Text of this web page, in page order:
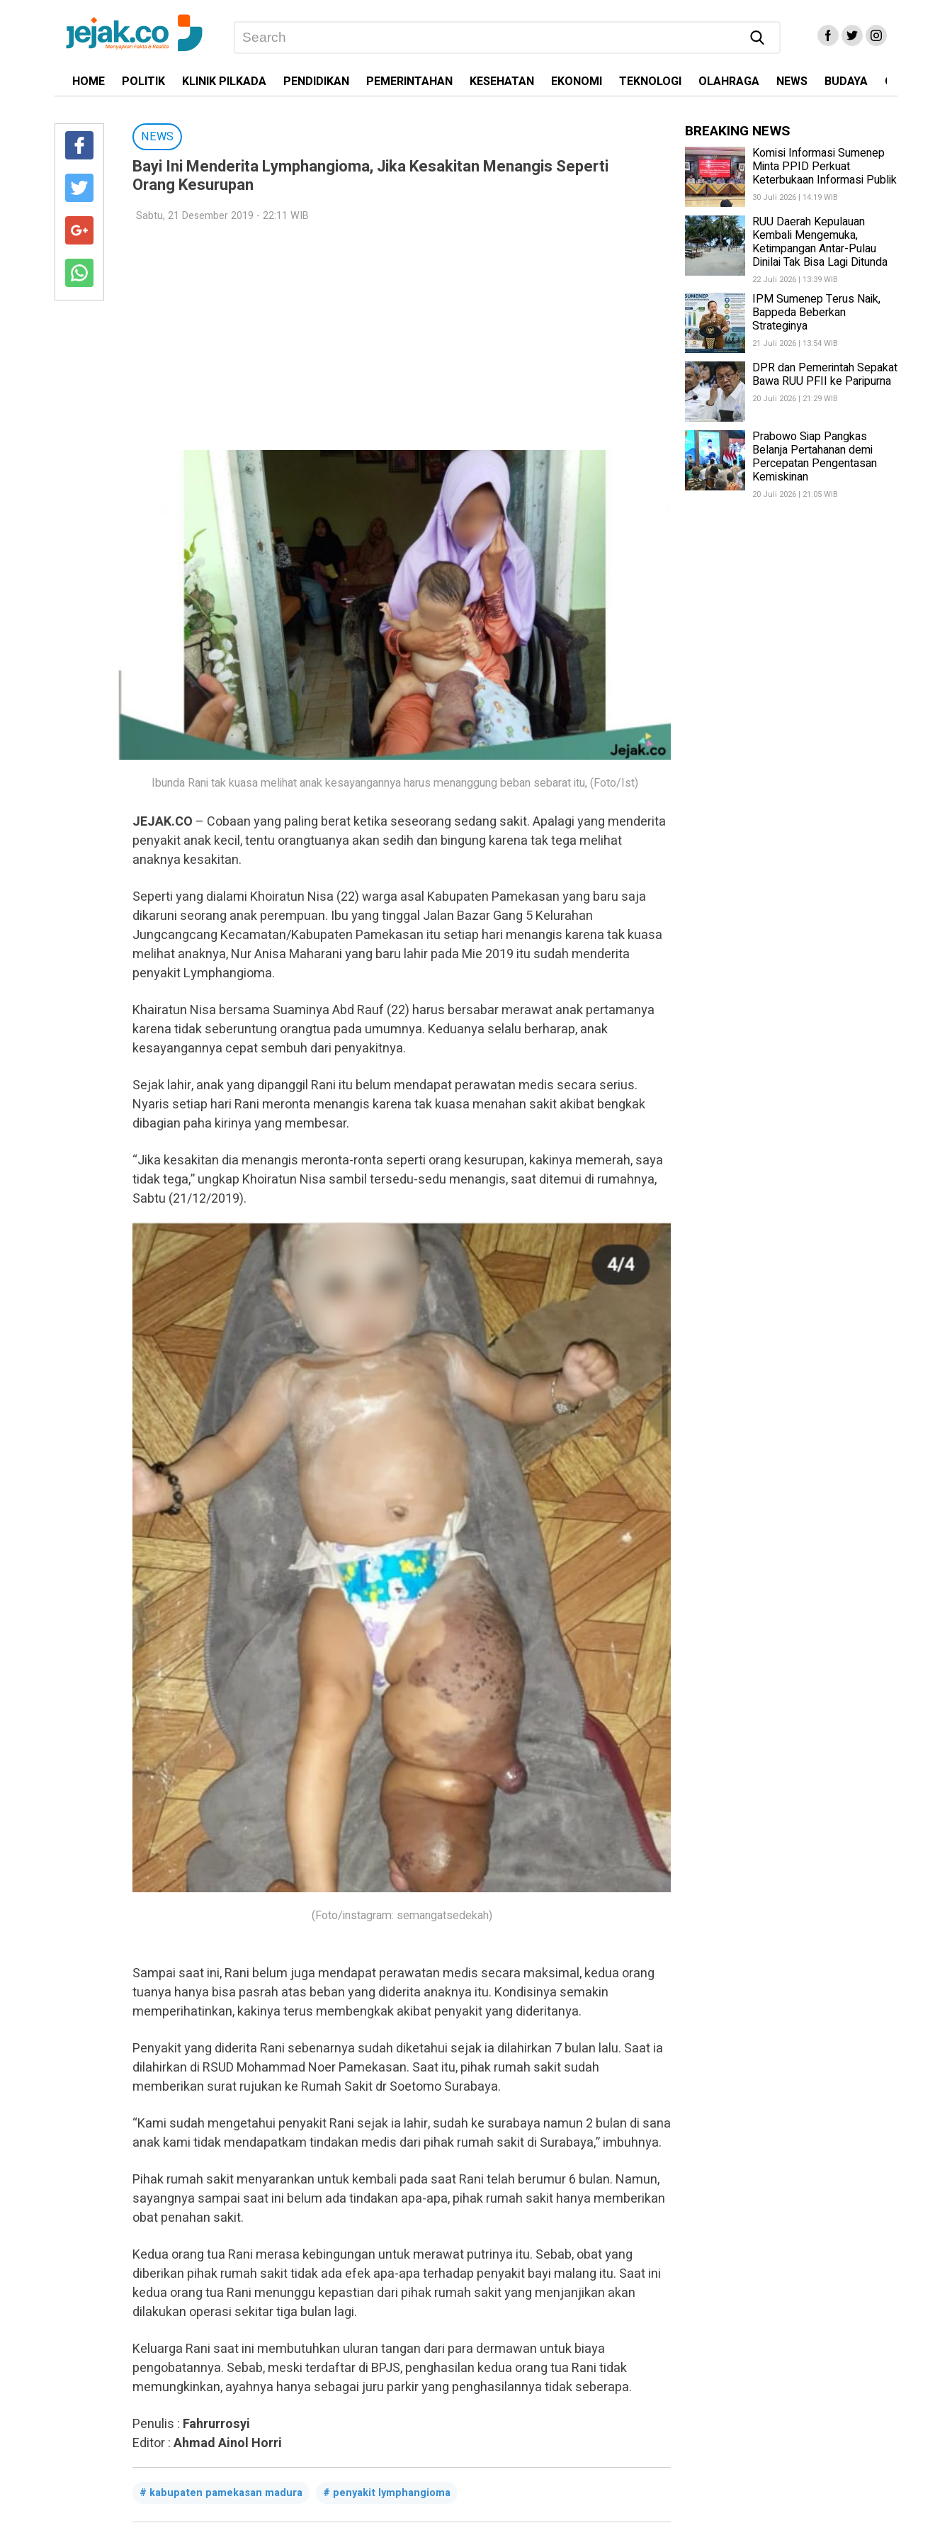
HOME POLITIK KLINIK PILKADA PENDIDIKAN PEMERINTAHAN KESEHATAN EKONOMI TEKNOLOGI OLAHRAGA NEWS BUDAYA OPINI
NEWS
Bayi Ini Menderita Lymphangioma, Jika Kesakitan Menangis Seperti
Orang Kesurupan
Sabtu, 21 Desember 2019 - 22:11 WIB
Ibunda Rani tak kuasa melihat anak kesayangannya harus menanggung beban sebarat itu, (Foto/Ist)
JEJAK.CO – Cobaan yang paling berat ketika seseorang sedang sakit. Apalagi yang menderita
penyakit anak kecil, tentu orangtuanya akan sedih dan bingung karena tak tega melihat
anaknya kesakitan.
Seperti yang dialami Khoiratun Nisa (22) warga asal Kabupaten Pamekasan yang baru saja
dikaruni seorang anak perempuan. Ibu yang tinggal Jalan Bazar Gang 5 Kelurahan
Jungcangcang Kecamatan/Kabupaten Pamekasan itu setiap hari menangis karena tak kuasa
melihat anaknya, Nur Anisa Maharani yang baru lahir pada Mie 2019 itu sudah menderita
penyakit Lymphangioma.
Khairatun Nisa bersama Suaminya Abd Rauf (22) harus bersabar merawat anak pertamanya
karena tidak seberuntung orangtua pada umumnya. Keduanya selalu berharap, anak
kesayangannya cepat sembuh dari penyakitnya.
Sejak lahir, anak yang dipanggil Rani itu belum mendapat perawatan medis secara serius.
Nyaris setiap hari Rani meronta menangis karena tak kuasa menahan sakit akibat bengkak
dibagian paha kirinya yang membesar.
“Jika kesakitan dia menangis meronta-ronta seperti orang kesurupan, kakinya memerah, saya
tidak tega,” ungkap Khoiratun Nisa sambil tersedu-sedu menangis, saat ditemui di rumahnya,
Sabtu (21/12/2019).
(Foto/instagram: semangatsedekah)
Sampai saat ini, Rani belum juga mendapat perawatan medis secara maksimal, kedua orang
tuanya hanya bisa pasrah atas beban yang diderita anaknya itu. Kondisinya semakin
memperihatinkan, kakinya terus membengkak akibat penyakit yang dideritanya.
Penyakit yang diderita Rani sebenarnya sudah diketahui sejak ia dilahirkan 7 bulan lalu. Saat ia
dilahirkan di RSUD Mohammad Noer Pamekasan. Saat itu, pihak rumah sakit sudah
memberikan surat rujukan ke Rumah Sakit dr Soetomo Surabaya.
“Kami sudah mengetahui penyakit Rani sejak ia lahir, sudah ke surabaya namun 2 bulan di sana
anak kami tidak mendapatkam tindakan medis dari pihak rumah sakit di Surabaya,” imbuhnya.
Pihak rumah sakit menyarankan untuk kembali pada saat Rani telah berumur 6 bulan. Namun,
sayangnya sampai saat ini belum ada tindakan apa-apa, pihak rumah sakit hanya memberikan
obat penahan sakit.
Kedua orang tua Rani merasa kebingungan untuk merawat putrinya itu. Sebab, obat yang
diberikan pihak rumah sakit tidak ada efek apa-apa terhadap penyakit bayi malang itu. Saat ini
kedua orang tua Rani menunggu kepastian dari pihak rumah sakit yang menjanjikan akan
dilakukan operasi sekitar tiga bulan lagi.
Keluarga Rani saat ini membutuhkan uluran tangan dari para dermawan untuk biaya
pengobatannya. Sebab, meski terdaftar di BPJS, penghasilan kedua orang tua Rani tidak
memungkinkan, ayahnya hanya sebagai juru parkir yang penghasilannya tidak seberapa.
Penulis : Fahrurrosyi
Editor :Ahmad Ainol Horri
kabupaten pamekasan madura penyakit lymphangioma
BREAKING NEWS
Komisi Informasi Sumenep
Minta PPID Perkuat
Keterbukaan Informasi Publik
30 Juli 2026 | 14:19 WIB
RUU Daerah Kepulauan
Kembali Mengemuka,
Ketimpangan Antar-Pulau
Dinilai Tak Bisa Lagi Ditunda
22 Juli 2026 | 13:39 WIB
IPM Sumenep Terus Naik,
Bappeda Beberkan
Strateginya
21 Juli 2026 | 13:54 WIB
DPR dan Pemerintah Sepakat
Bawa RUU PFII ke Paripurna
20 Juli 2026 | 21:29 WIB
Prabowo Siap Pangkas
Belanja Pertahanan demi
Percepatan Pengentasan
Kemiskinan
20 Juli 2026 | 21:05 WIB